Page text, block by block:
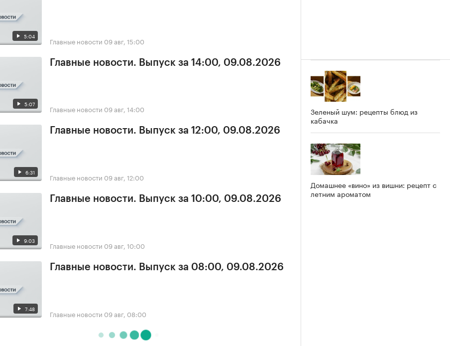
5:04 Главные новости 09 авг, 15:00
5:07
Главные новости. Выпуск за 14:00, 09.08.2026
Главные новости 09 авг, 14:00
6:31
Главные новости. Выпуск за 12:00, 09.08.2026
Главные новости 09 авг, 12:00
9:03
Главные новости. Выпуск за 10:00, 09.08.2026
Главные новости 09 авг, 10:00
7:48
Главные новости. Выпуск за 08:00, 09.08.2026
Главные новости 09 авг, 08:00
Зеленый шум: рецепты блюд из
кабачка
Домашнее «вино» из вишни: рецепт с
летним ароматом